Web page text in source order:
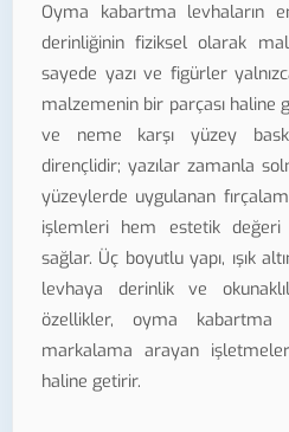
Oyma kabartma levhaların
derinliğinin fiziksel olarak
sayede yazı ve figürler
malzemenin bir parçası haline
ve neme karşı yüzey
dirençlidir; yazılar zamanla
yüzeylerde uygulanan
işlemleri hem estetik
sağlar. Üç boyutlu yapı, ışık
levhaya derinlik ve
özellikler, oyma kabartma
markalama arayan
haline getirir.